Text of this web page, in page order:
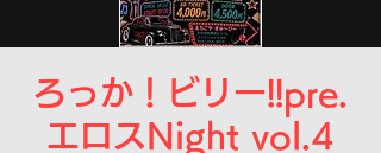
ろっか！ビリー!!pre.
エロスNight vol.4